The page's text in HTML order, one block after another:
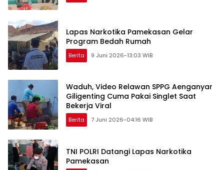
Lapas Narkotika Pamekasan Gelar
Program Bedah Rumah
Berita 9 Juni 2026-13:03 WIB
Waduh, Video Relawan SPPG Aenganyar
Giligenting Cuma Pakai Singlet Saat
Bekerja Viral
Berita 7 Juni 2026-04:16 WIB
TNI POLRI Datangi Lapas Narkotika
Pamekasan